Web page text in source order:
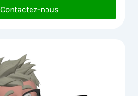
Contactez-nous